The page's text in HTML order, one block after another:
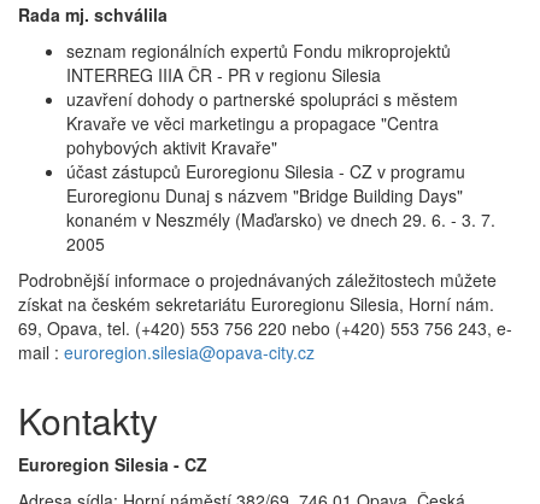
Rada mj. schválila
seznam regionálních expertů Fondu mikroprojektů
INTERREG IIIA ČR - PR v regionu Silesia
uzavření dohody o partnerské spolupráci s městem
Kravaře ve věci marketingu a propagace "Centra
pohybových aktivit Kravaře"
účast zástupců Euroregionu Silesia - CZ v programu
Euroregionu Dunaj s názvem "Bridge Building Days"
konaném v Neszmély (Maďarsko) ve dnech 29. 6. - 3. 7.
2005
Podrobnější informace o projednávaných záležitostech můžete
získat na českém sekretariátu Euroregionu Silesia, Horní nám.
69, Opava, tel. (+420) 553 756 220 nebo (+420) 553 756 243, e-
mail : euroregion.silesia@opava-city.cz
Kontakty
Euroregion Silesia - CZ